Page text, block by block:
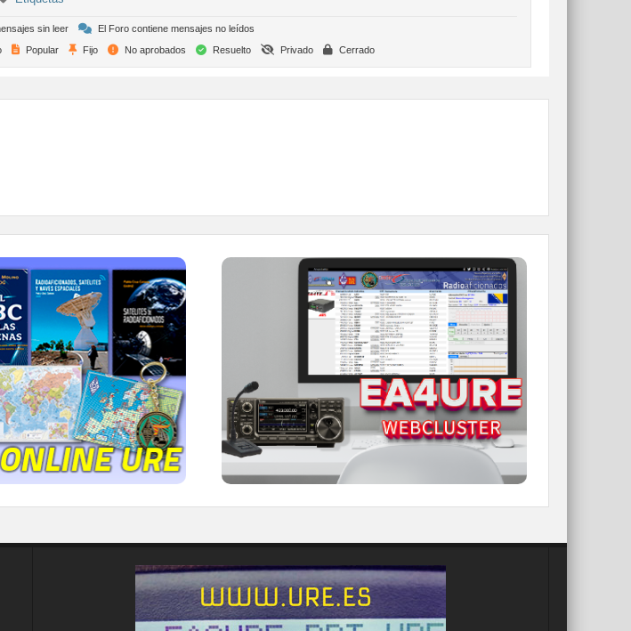
sin leer
El Foro contiene mensajes no leídos
Popular Fijo No aprobados Resuelto Privado Cerrado
ONLINE URE
mapas, polos, camisetas,
polares y mucho más...
DE URE
WEBCLUSTER EA4URE
Conoce el nuevo WebCluster de URE,
ahora con nuevos filtros e información y
compatible con GDURE
IR A WEBCLUSTER